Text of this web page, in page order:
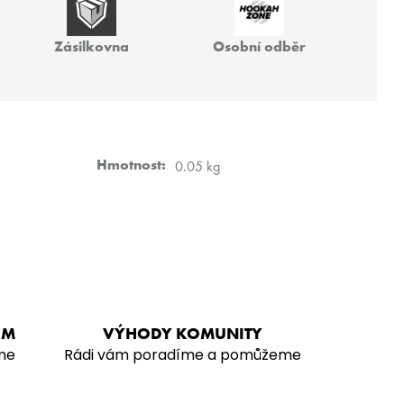
Zásilkovna Osobní odběr
Hmotnost: 0.05 kg
VÝHODY KOMUNITY
Rádi vám poradíme a pomůžeme
FREAK